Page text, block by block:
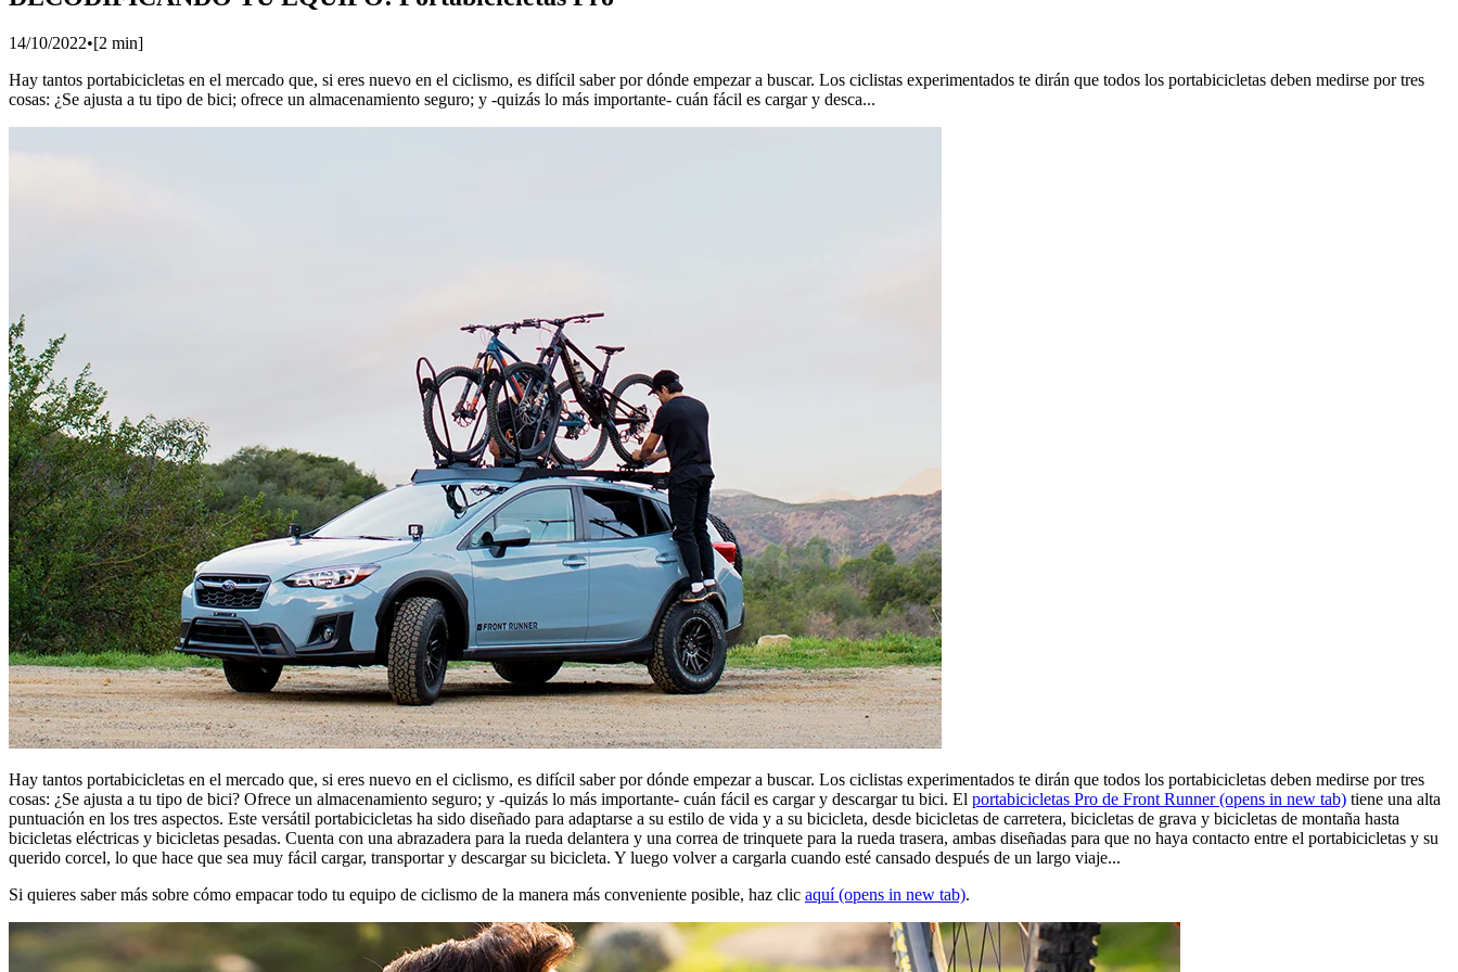
14/10/2022•[2 min]
Hay tantos portabicicletas en el mercado que, si eres nuevo en el ciclismo, es difícil saber por dónde empezar a buscar. Los ciclistas experimentados te dirán que todos los portabicicletas deben medirse por tres
cosas: ¿Se ajusta a tu tipo de bici; ofrece un almacenamiento seguro; y -quizás lo más importante- cuán fácil es cargar y desca...
Hay tantos portabicicletas en el mercado que, si eres nuevo en el ciclismo, es difícil saber por dónde empezar a buscar. Los ciclistas experimentados te dirán que todos los portabicicletas deben medirse por tres
cosas: ¿Se ajusta a tu tipo de bici? Ofrece un almacenamiento seguro; y -quizás lo más importante- cuán fácil es cargar y descargar tu bici. El portabicicletas Pro de Front Runner(opens in new tab) tiene una alta
puntuación en los tres aspectos. Este versátil portabicicletas ha sido diseñado para adaptarse a su estilo de vida y a su bicicleta, desde bicicletas de carretera, bicicletas de grava y bicicletas de montaña hasta
bicicletas eléctricas y bicicletas pesadas. Cuenta con una abrazadera para la rueda delantera y una correa de trinquete para la rueda trasera, ambas diseñadas para que no haya contacto entre el portabicicletas y su
querido corcel, lo que hace que sea muy fácil cargar, transportar y descargar su bicicleta. Y luego volver a cargarla cuando esté cansado después de un largo viaje...
Si quieres saber más sobre cómo empacar todo tu equipo de ciclismo de la manera más conveniente posible, haz clic aquí(opens in new tab).